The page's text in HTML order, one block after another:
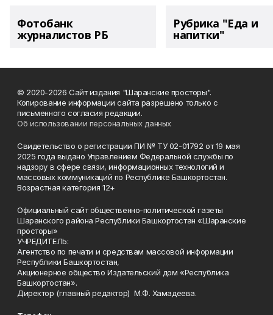
Фотобанк
журналистов РБ
Рубрика "Еда и
напитки"
© 2020-2026 Сайт издания "Шаранские просторы".
Копирование информации сайта разрешено только с
письменного согласия редакции.
Об использовании персональных данных
Свидетельство о регистрации ПИ № ТУ 02-01792 от 19 мая
2025 года выдано Управлением Федеральной службы по
надзору в сфере связи, информационных технологий и
массовых коммуникаций по Республике Башкортостан.
Возрастная категория 12+
Официальный сайт общественно-политической газеты
Шаранского района Республики Башкортостан «Шаранские
просторы»
УЧРЕДИТЕЛЬ:
Агентство по печати и средствам массовой информации
Республики Башкортостан,
Акционерное общество Издательский дом «Республика
Башкортостан».
Директор (главный редактор) М.Ф. Хамадеева.